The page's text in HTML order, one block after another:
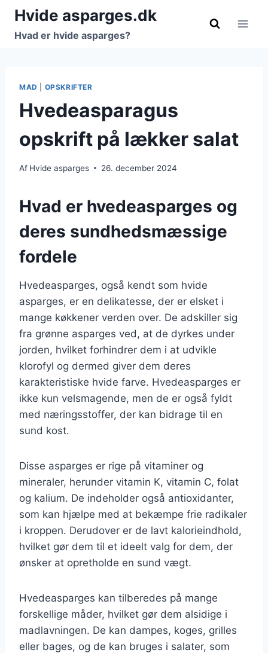
Fortsæt
indhold
Hvide asparges.dk
Hvad er hvide asparges?
MAD OPSKRIFTER
Hvedeasparagus
opskrift på lækker salat
Af Hvide asparges 26. december 2024
Hvad er hvedeasparges og
deres sundhedsmæssige
fordele
Hvedeasparges, også kendt som hvide
asparges, er en delikatesse, der er elsket i
mange køkkener verden over. De adskiller sig
fra grønne asparges ved, at de dyrkes under
jorden, hvilket forhindrer dem i at udvikle
klorofyl og dermed giver dem deres
karakteristiske hvide farve. Hvedeasparges er
ikke kun velsmagende, men de er også fyldt
med næringsstoffer, der kan bidrage til en
sund kost.
Disse asparges er rige på vitaminer og
mineraler, herunder vitamin K, vitamin C, folat
og kalium. De indeholder også antioxidanter,
som kan hjælpe med at bekæmpe frie radikaler
i kroppen. Derudover er de lavt kalorieindhold,
hvilket gør dem til et ideelt valg for dem, der
ønsker at opretholde en sund vægt.
Hvedeasparges kan tilberedes på mange
forskellige måder, hvilket gør dem alsidige i
madlavningen. De kan dampes, koges, grilles
eller bages, og de kan bruges i salater, som